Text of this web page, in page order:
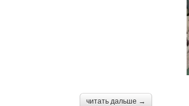
читать дальше →